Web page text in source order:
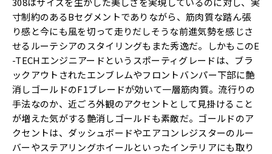
寸制約のあるBセグメントでありながら、筋肉質な踏ん張
り感と今にも風を切って走りだしそうな前進気勢を感じさ
せるルーテシアのスタイリングもまた秀逸だ。しかもこのE
-TECHエンジニアードというスポーティグレードは、ブラ
ックアウトされたエンブレムやフロントバンパー下部に艶
消しゴールドのF1ブレードが効いて一層筋肉質。流行りの
手法なのか、近ごろ外観のアクセントとして見掛けること
が増えた気がする艶消しゴールドも素敵だ。ゴールドのア
クセントは、ダッシュボードやエアコンレジスターのルー
バーやステアリングホイールといったインテリアにも取り